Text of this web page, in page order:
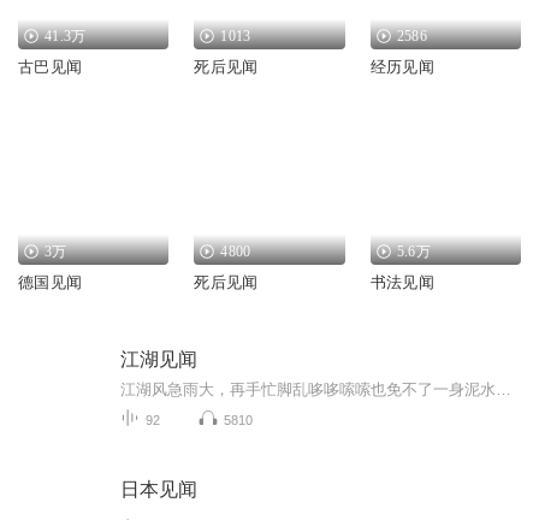
41.3万
古巴见闻
1013
死后见闻
2586
经历见闻
3万
德国见闻
4800
死后见闻
5.6万
书法见闻
江湖见闻
92 5810
日本见闻